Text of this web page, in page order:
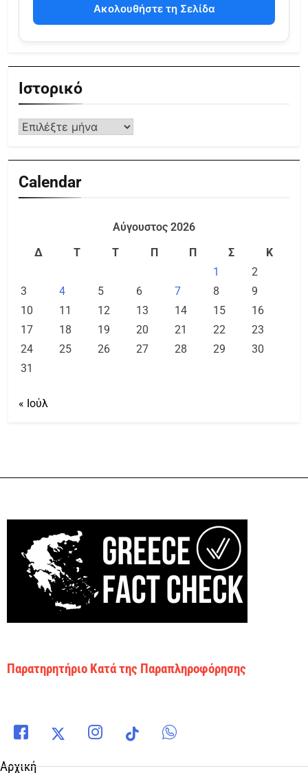
Ακολουθήστε τη Σελίδα
Ιστορικό
Calendar
Αύγουστος 2026
Δ
Τ Τ Π Π Σ
Κ
1
2
3
4 5 6 7 8
9
10
11 12 13 14 15
16
17
18 19 20 21 22
23
24
25 26 27 28 29
30
31
« Ιούλ
Παρατηρητήριο Κατά της Παραπληροφόρησης
Αρχική